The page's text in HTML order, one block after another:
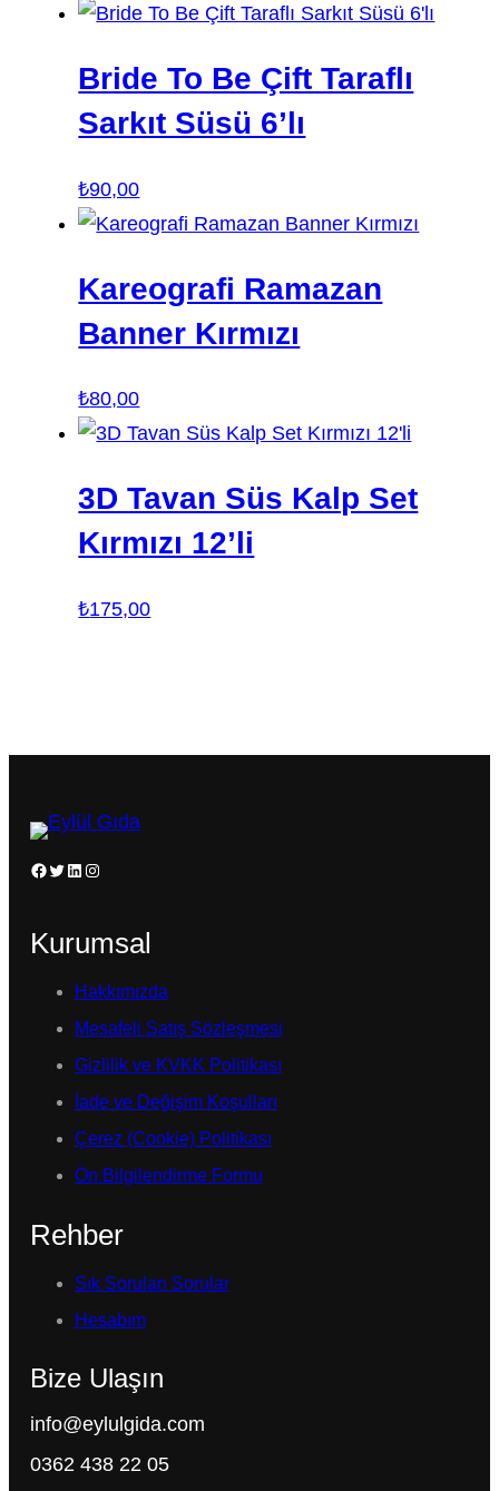
fiyat:
andaki
₺150,00.
Bride To Be Çift Taraflı
Sarkıt Süsü 6’lı
₺90,00
Kareografi Ramazan
Banner Kırmızı
₺80,00
3D Tavan Süs Kalp Set
Kırmızı 12’li
₺175,00
Facebook Twitter LinkedIn Instagram
Kurumsal
Hakkımızda
Mesafeli Satış Sözleşmesi
Gizlilik ve KVKK Politikası
İade ve Değişim Koşulları
Çerez (Cookie) Politikası
Ön Bilgilendirme Formu
Rehber
Sık Sorulan Sorular
Hesabım
Bize Ulaşın
info@eylulgida.com
0362 438 22 05